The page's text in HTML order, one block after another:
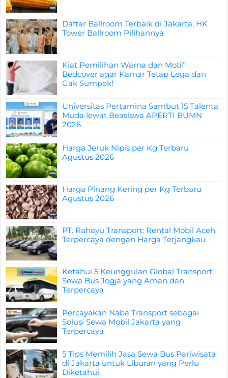
Daftar Ballroom Terbaik di Jakarta, HK
Tower Ballroom Pilihannya
Kiat Pemilihan Warna dan Motif
Bedcover agar Kamar Tetap Lega dan
Gak Sumpek!
Universitas Pertamina Sambut 15 Talenta
Muda lewat Beasiswa APERTI BUMN
2026
Harga Jeruk Nipis per Kg Terbaru
Agustus 2026
Harga Pinang Kering per Kg Terbaru
Agustus 2026
PT. Rahayu Transport: Rental Mobil Aceh
Terpercaya dengan Harga Terjangkau
Ketahui 5 Keunggulan Global Transport,
Sewa Bus Jogja yang Aman dan
Terpercaya
Percayakan Naba Transport sebagai
Solusi Sewa Mobil Jakarta yang
Terpercaya
5 Tips Memilih Jasa Sewa Bus Pariwisata
di Jakarta untuk Liburan yang Perlu
Diketahui